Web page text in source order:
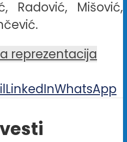
Radović, Mišović,
reprezentacija
LinkedInWhatsApp